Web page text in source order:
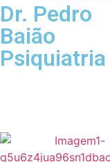
Dr. Pedro
Baião
Psiquiatria